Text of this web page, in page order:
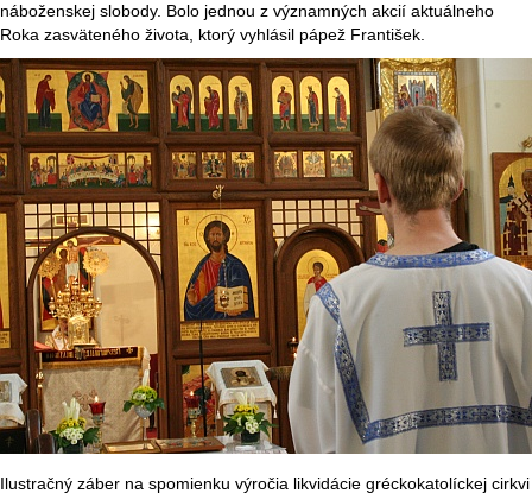
náboženskej slobody. Bolo jednou z významných akcií aktuálneho
Roka zasväteného života, ktorý vyhlásil pápež František.
Ilustračný záber na spomienku výročia likvidácie gréckokatolíckej cirkvi